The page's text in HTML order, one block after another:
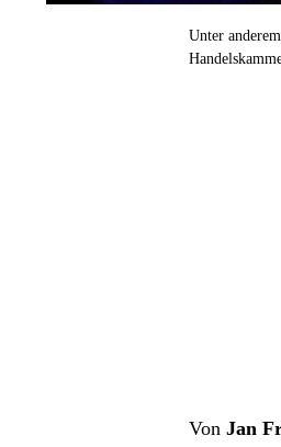
Unter
Von Jan